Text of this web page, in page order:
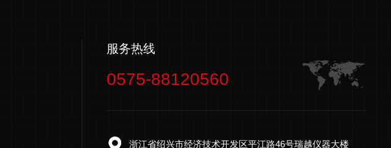
服务热线
0575-88120560
浙江省绍兴市经济技术开发区平江路46号瑞越仪器大楼